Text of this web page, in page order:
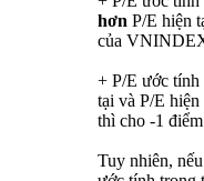
hơn P/E hiện
của
+ P/E ước
tại và P/E hiện
thì cho -1
Tuy nhiên,